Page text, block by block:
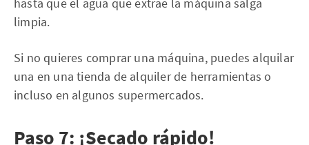
limpia.
Si no quieres comprar una máquina, puedes alquilar
una en una tienda de alquiler de herramientas o
incluso en algunos supermercados.
Paso 7: ¡Secado rápido!